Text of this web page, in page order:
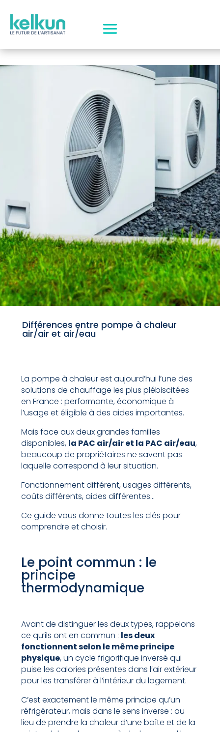
Différences entre pompe à chaleur
air/air et air/eau
La pompe à chaleur est aujourd’hui l’une des
solutions de chauffage les plus plébiscitées
en France : performante, économique à
l’usage et éligible à des aides importantes.
Mais face aux deux grandes familles
disponibles, la PAC air/air et la PAC air/eau,
beaucoup de propriétaires ne savent pas
laquelle correspond à leur situation.
Fonctionnement différent, usages différents,
coûts différents, aides différentes…
Ce guide vous donne toutes les clés pour
comprendre et choisir.
Le point commun : le
principe
thermodynamique
Avant de distinguer les deux types, rappelons
ce qu’ils ont en commun : les deux
fonctionnent selon le même principe
physique, un cycle frigorifique inversé qui
puise les calories présentes dans l’air extérieur
pour les transférer à l’intérieur du logement.
C’est exactement le même principe qu’un
réfrigérateur, mais dans le sens inverse : au
lieu de prendre la chaleur d’une boîte et de la